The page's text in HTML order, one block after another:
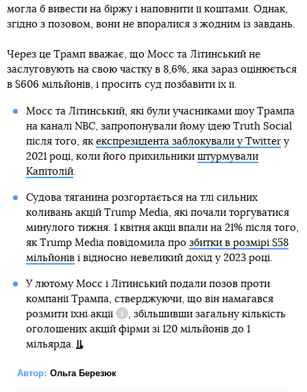
могла б вивести на біржу і наповнити її коштами. Однак,
згідно з позовом, вони не впоралися з жодним із завдань.
Через це Трамп вважає, що Мосс та Літинський не
заслуговують на свою частку в 8,6%, яка зараз оцінюється
в $606 мільйонів, і просить суд позбавити їх її.
Мосс та Літинський, які були учасниками шоу Трампа
на каналі NBC, запропонували йому ідею Truth Social
після того, як експрезидента заблокували у Twitterу
2021 році, коли його прихильники штурмували
Капітолій.
Судова тяганина розгортається на тлі сильних
коливань акцій Trump Media, які почали торгуватися
минулого тижня. 1 квітня акції впали на 21% після того,
як Trump Media повідомила про збитки в розмірі $58
мільйоніві відносно невеликий дохід у 2023 році.
У лютому Мосс і Літинський подали позов проти
компанії Трампа, стверджуючи, що він намагався
розмити їхні акції
Довідка
, збільшивши загальну кількість
оголошених акцій фірми зі 120 мільйонів до 1
мільярда.
Автор: Ольга Березюк